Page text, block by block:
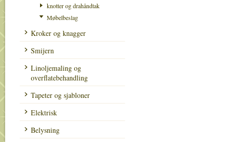
knotter og drahåndtak
Møbelbeslag
Kroker og knagger
Smijern
Linoljemaling og
overflatebehandling
Tapeter og sjabloner
Elektrisk
Belysning